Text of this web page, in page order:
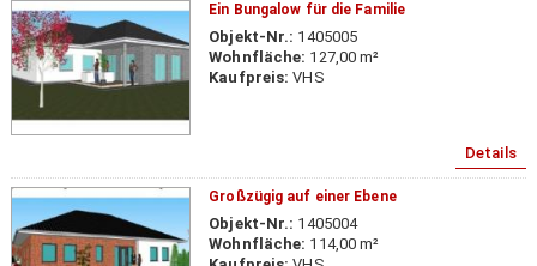
Ein Bungalow für die Familie
Objekt-Nr.: 1405005
Wohnfläche: 127,00 m²
Kaufpreis: VHS
Details
Großzügig auf einer Ebene
Objekt-Nr.: 1405004
Wohnfläche: 114,00 m²